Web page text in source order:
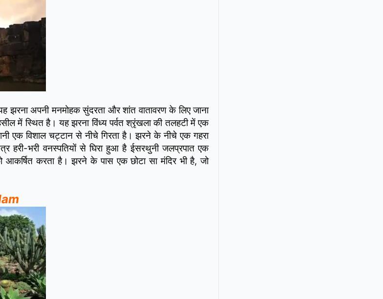
अपनी मनमोहक सुंदरता और शांत वातावरण के लिए जाना
में स्थित है। यह झरना विंध्य पर्वत श्रृंखला की तलहटी में एक
विशाल चट्टान से नीचे गिरता है। झरने के नीचे एक गहरा
भरी वनस्पतियों से घिरा हुआ है ईसरथुनी जलप्रपात एक
करता है। झरने के पास एक छोटा सा मंदिर भी है, जो